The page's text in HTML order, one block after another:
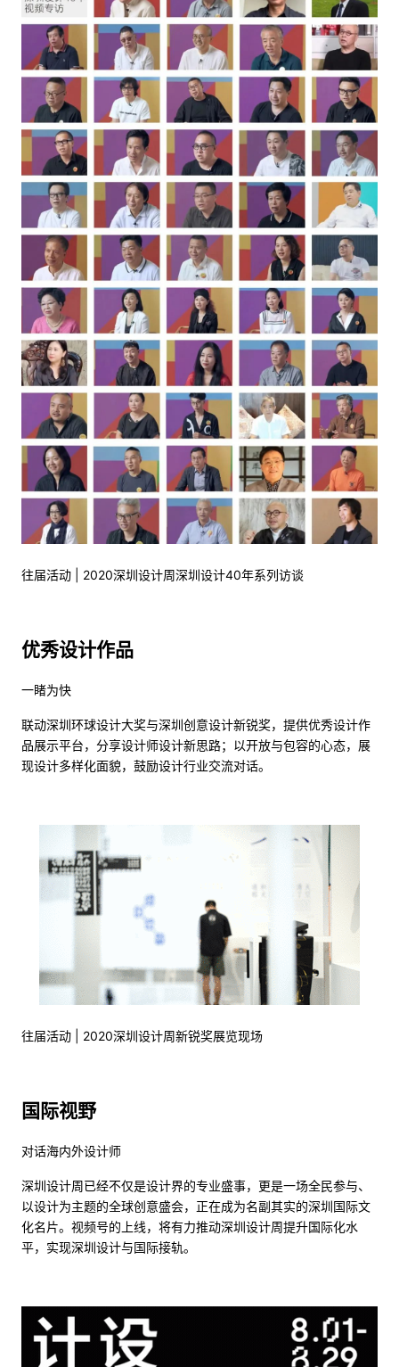
往届活动 | 2020深圳设计周深圳设计40年系列访谈
优秀设计作品
一睹为快
联动深圳环球设计大奖与深圳创意设计新锐奖，提供优秀设计作
品展示平台，分享设计师设计新思路；以开放与包容的心态，展
现设计多样化面貌，鼓励设计行业交流对话。
往届活动 | 2020深圳设计周新锐奖展览现场
国际视野
对话海内外设计师
深圳设计周已经不仅是设计界的专业盛事，更是一场全民参与、
以设计为主题的全球创意盛会，正在成为名副其实的深圳国际文
化名片。视频号的上线，将有力推动深圳设计周提升国际化水
平，实现深圳设计与国际接轨。